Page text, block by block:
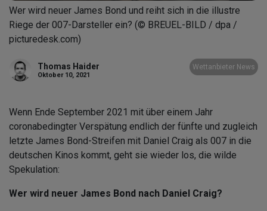
Wer wird neuer James Bond und reiht sich in die illustre
Riege der 007-Darsteller ein? (© BREUEL-BILD / dpa /
picturedesk.com)
Thomas Haider
Oktober 10, 2021
Wettanbieter News
Wenn Ende September 2021 mit über einem Jahr
coronabedingter Verspätung endlich der fünfte und zugleich
letzte James Bond-Streifen mit Daniel Craig als 007 in die
deutschen Kinos kommt, geht sie wieder los, die wilde
Spekulation:
Wer wird neuer James Bond nach Daniel Craig?